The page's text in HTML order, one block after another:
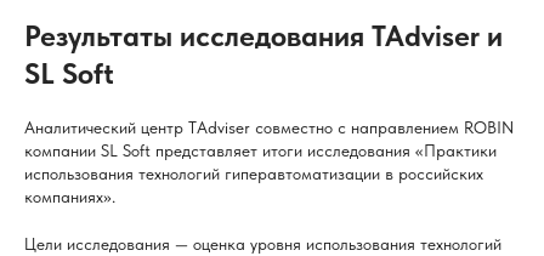
Результаты исследования TAdviser и
SL Soft
Аналитический центр TAdviser совместно с направлением ROBIN
компании SL Soft представляет итоги исследования «Практики
использования технологий гиперавтоматизации в российских
компаниях».
Цели исследования — оценка уровня использования технологий